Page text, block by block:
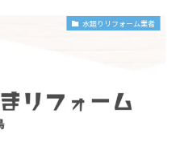
水廻りリフォーム業者